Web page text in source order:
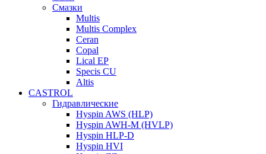
Смазки
Multis
Multis Complex
Ceran
Copal
Lical EP
Specis CU
Altis
CASTROL
Гидравлические
Hyspin AWS (HLP)
Hyspin AWH-M (HVLP)
Hyspin HLP-D
Hyspin HVI